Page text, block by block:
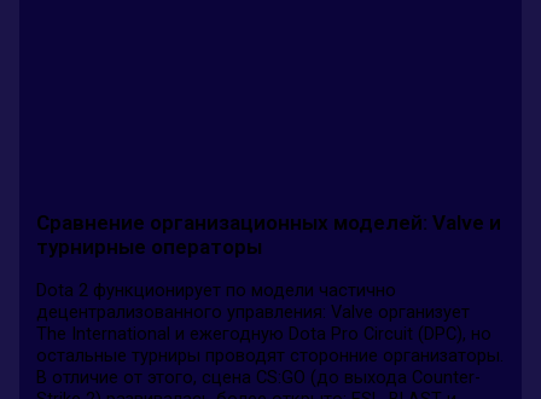
Сравнение организационных моделей: Valve и
турнирные операторы
Dota 2 функционирует по модели частично
децентрализованного управления: Valve организует
The International и ежегодную Dota Pro Circuit (DPC), но
остальные турниры проводят сторонние организаторы.
В отличие от этого, сцена CS:GO (до выхода Counter-